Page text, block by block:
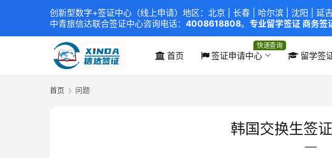
首页 签证申请中心
快速查询
留学签
首页 问题
韩国交换生签
创新型数字+签证中心（线上申请）地区：北京 | 长春 哈尔滨 沈阳 延吉
中青旅信达联合签证中心咨询电话： 4008618808。 专业留学签证 商务签
xindavisa01 免责声明：本站非政府网站，不隶属于大使馆！提供服务机
外交部认证 单（双认证），海牙认证。